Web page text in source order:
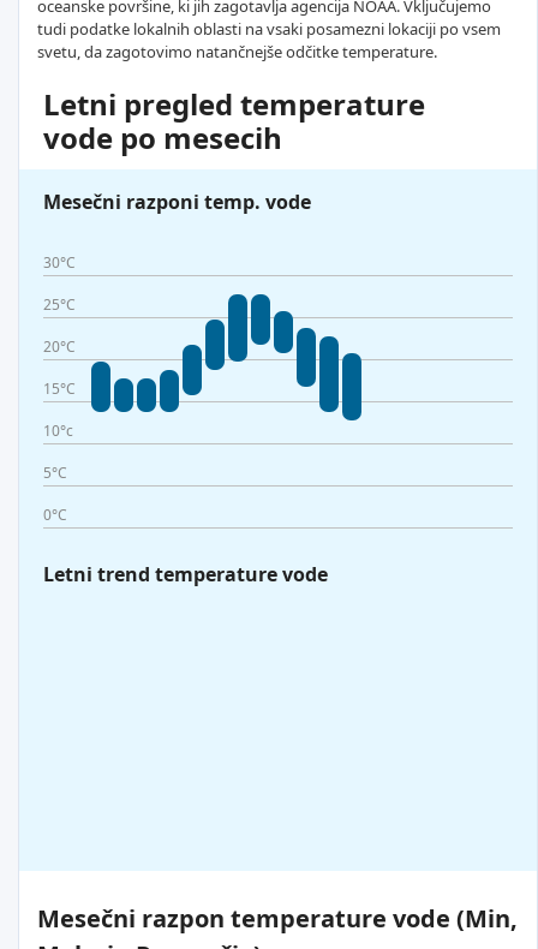
oceanske površine, ki jih zagotavlja agencija NOAA. Vključujemo
tudi podatke lokalnih oblasti na vsaki posamezni lokaciji po vsem
svetu, da zagotovimo natančnejše odčitke temperature.
Letni pregled temperature
vode po mesecih
Mesečni razponi temp. vode
30°C
25°C
20°C
15°C
10°c
5°C
0°C
Letni trend temperature vode
Mesečni razpon temperature vode (Min,